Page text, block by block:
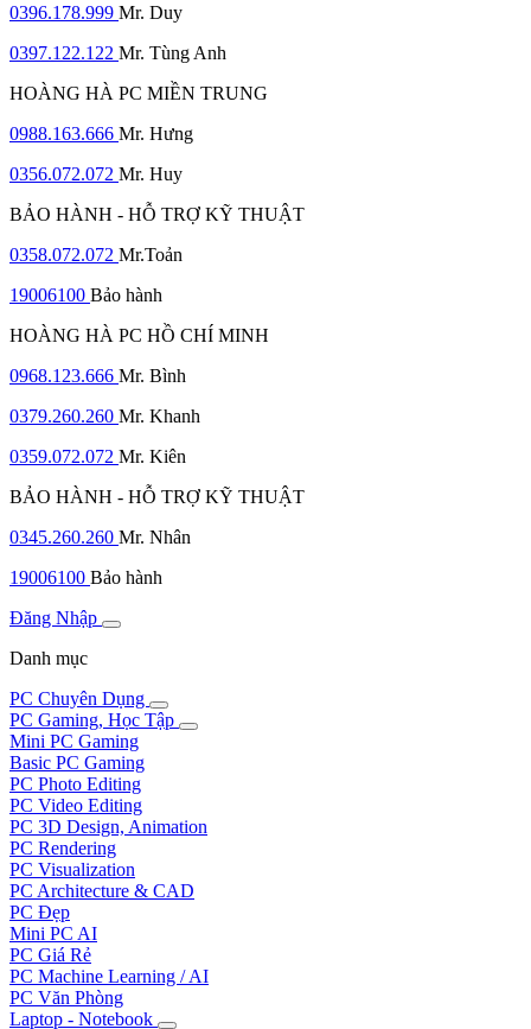
0396.178.999 Mr. Duy
0397.122.122 Mr. Tùng Anh
HOÀNG HÀ PC MIỀN TRUNG
0988.163.666 Mr. Hưng
0356.072.072 Mr. Huy
BẢO HÀNH - HỖ TRỢ KỸ THUẬT
0358.072.072 Mr.Toản
19006100 Bảo hành
HOÀNG HÀ PC HỒ CHÍ MINH
0968.123.666 Mr. Bình
0379.260.260 Mr. Khanh
0359.072.072 Mr. Kiên
BẢO HÀNH - HỖ TRỢ KỸ THUẬT
0345.260.260 Mr. Nhân
19006100 Bảo hành
Đăng Nhập
Danh mục
PC Chuyên Dụng
PC Gaming, Học Tập
Mini PC Gaming
Basic PC Gaming
PC Photo Editing
PC Video Editing
PC 3D Design, Animation
PC Rendering
PC Visualization
PC Architecture & CAD
PC Đẹp
Mini PC AI
PC Giá Rẻ
PC Machine Learning / AI
PC Văn Phòng
Laptop - Notebook